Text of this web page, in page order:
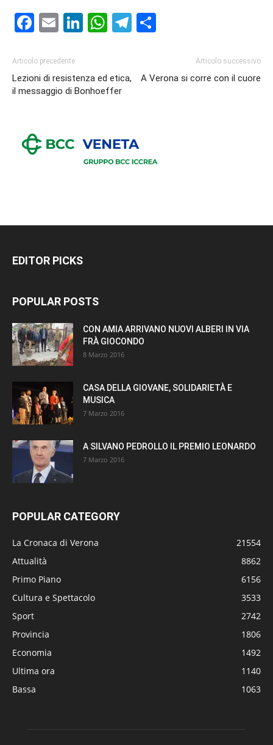
Facebook
EmailLinkedIn
WhatsApp
Telegram
Articolo precedente
Lezioni di resistenza ed etica,
il messaggio di Bonhoeffer
Articolo successivo
A Verona si corre con il cuore
EDITOR PICKS
POPULAR POSTS
CON AMIA ARRIVANO NUOVI ALBERI IN VIA
FRÀ GIOCONDO
8 Marzo 2016
CASA DELLA GIOVANE, SOLIDARIETÀ E
MUSICA
7 Marzo 2016
A SILVANO PEDROLLO IL PREMIO LEONARDO
7 Marzo 2016
POPULAR CATEGORY
La Cronaca di Verona
21554
Attualità
8862
Primo Piano
6156
Cultura e Spettacolo
3533
Sport
2742
Provincia
1806
Economia
1492
Ultima ora
1140
Bassa
1063